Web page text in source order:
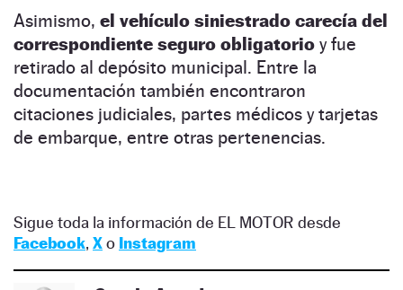
Asimismo, el vehículo siniestrado carecía del
correspondiente seguro obligatorio y fue
retirado al depósito municipal. Entre la
documentación también encontraron
citaciones judiciales, partes médicos y tarjetas
de embarque, entre otras pertenencias.
Sigue toda la información de EL MOTOR desde
Facebook, Xo Instagram